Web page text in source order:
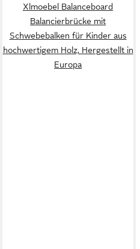
Xlmoebel Balanceboard
Balancierbrücke mit
Schwebebalken für Kinder aus
hochwertigem Holz, Hergestellt in
Europa